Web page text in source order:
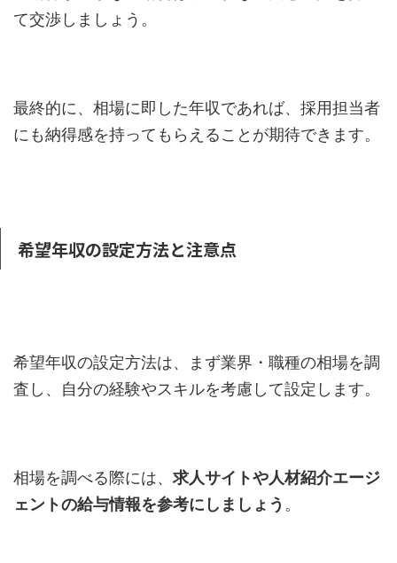
て交渉しましょう。
最終的に、相場に即した年収であれば、採用担当者
にも納得感を持ってもらえることが期待できます。
希望年収の設定方法と注意点
希望年収の設定方法は、まず業界・職種の相場を調
査し、自分の経験やスキルを考慮して設定します。
相場を調べる際には、 求人サイトや人材紹介エージ
ェントの給与情報を参考にしましょう 。